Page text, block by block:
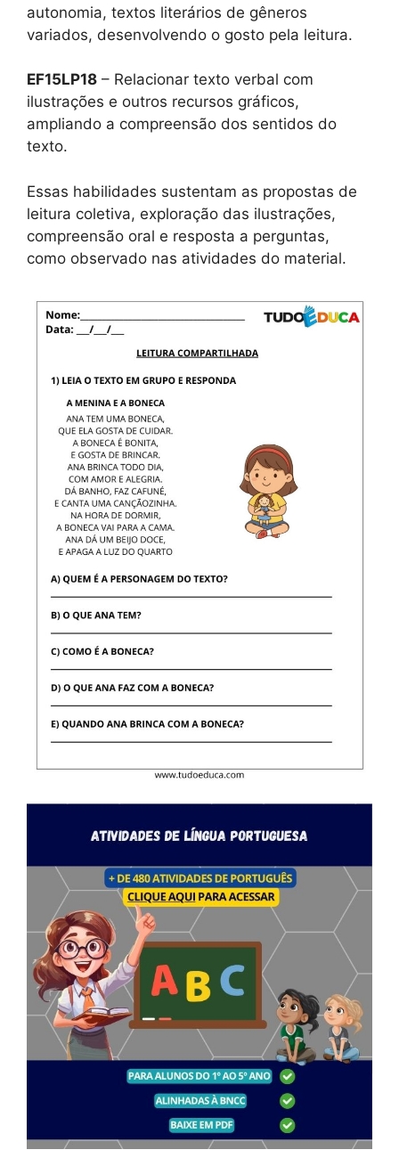
autonomia, textos literários de gêneros
variados, desenvolvendo o gosto pela leitura.
EF15LP18 – Relacionar texto verbal com
ilustrações e outros recursos gráficos,
ampliando a compreensão dos sentidos do
texto.
Essas habilidades sustentam as propostas de
leitura coletiva, exploração das ilustrações,
compreensão oral e resposta a perguntas,
como observado nas atividades do material.